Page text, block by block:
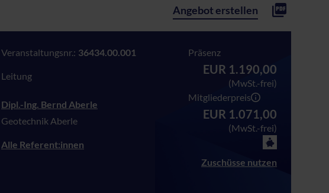
Angebot erstellen
Veranstaltungsnr.: 36434.00.001
Leitung
Dipl.-Ing. Bernd Aberle
Geotechnik Aberle
Alle Referent:innen
Präsenz
EUR 1.190,00
(MwSt.-frei)
Mitgliederpreis
EUR 1.071,00
(MwSt.-frei)
Zuschüsse nutzen